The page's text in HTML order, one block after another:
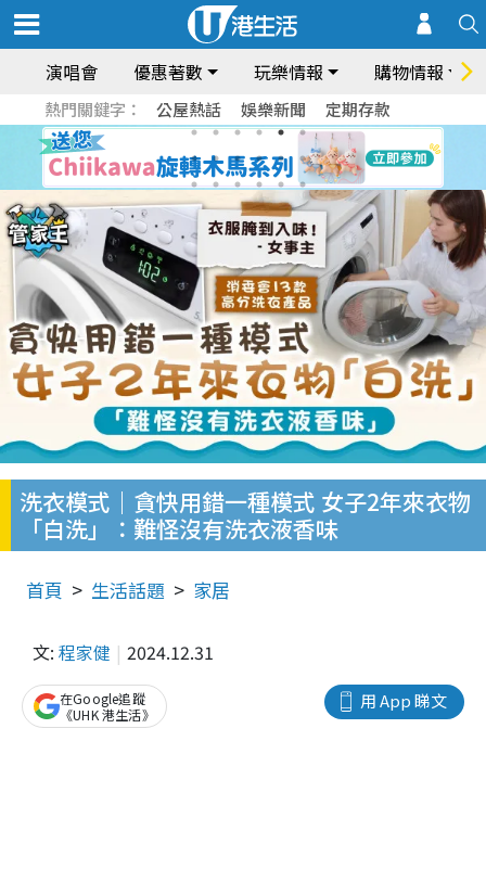
演唱會 優惠著數 玩樂情報 購物情報
熱門關鍵字： 公屋熱話 娛樂新聞 定期存款
洗衣模式｜貪快用錯一種模式 女子2年來衣物
「白洗」：難怪沒有洗衣液香味
首頁 生活話題 家居
文: 程家健 2024.12.31
用 App 睇文
在Google追蹤
《UHK 港生活》